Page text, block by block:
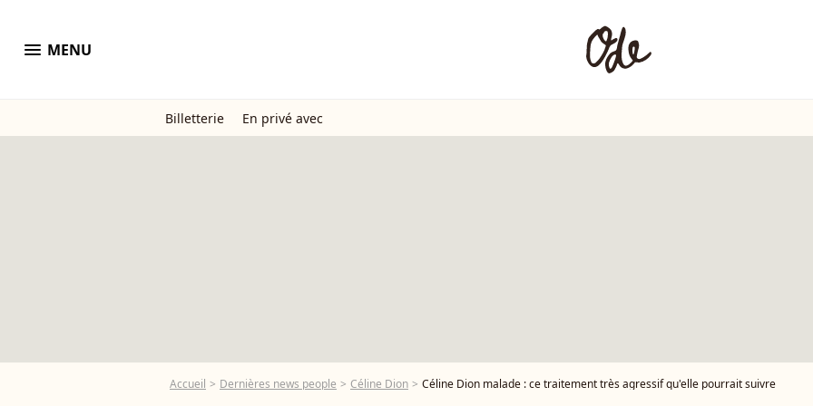
menu MENU
Billetterie En privé avec
Accueil Dernières news people Céline Dion Céline Dion malade : ce traitement très agressif qu'elle pourrait suivre